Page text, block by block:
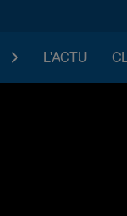
L'ACTU